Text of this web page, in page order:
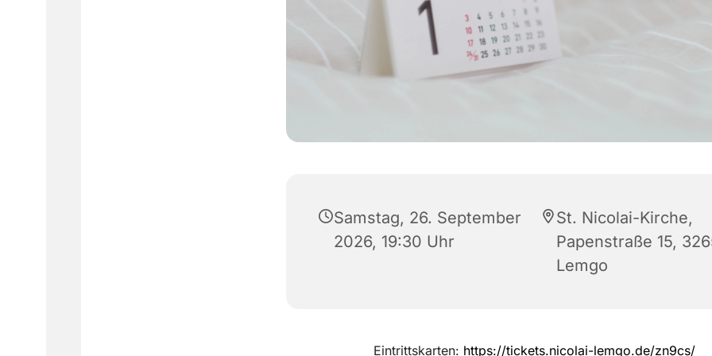
Samstag, 26. September
2026, 19:30 Uhr
St. Nicolai-Kirche,
Papenstraße 15,
Lemgo
Eintrittskarten: https://tickets.nicolai-lemgo.de/zn9cs/